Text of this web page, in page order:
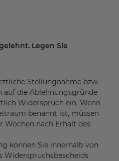
Legen Sie
Stellungnahme bzw.
auf die Ablehnungsgründe
Widerspruch ein. Wenn
benannt ist, müssen
Wochen nach Erhalt des
können Sie innerhalb von
Widerspruchsbescheids